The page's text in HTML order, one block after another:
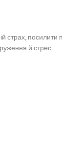
посилити
й стрес.